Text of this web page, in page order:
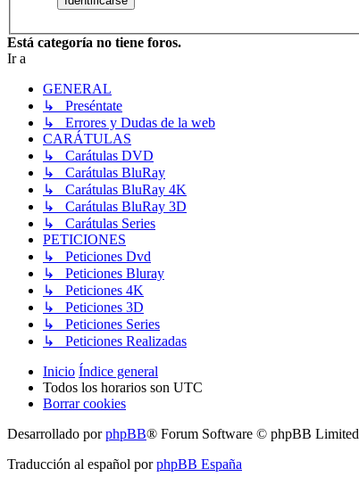
Está categoría no tiene foros.
Ir a
GENERAL
↳ Preséntate
↳ Errores y Dudas de la web
CARÁTULAS
↳ Carátulas DVD
↳ Carátulas BluRay
↳ Carátulas BluRay 4K
↳ Carátulas BluRay 3D
↳ Carátulas Series
PETICIONES
↳ Peticiones Dvd
↳ Peticiones Bluray
↳ Peticiones 4K
↳ Peticiones 3D
↳ Peticiones Series
↳ Peticiones Realizadas
Inicio Índice general
Todos los horarios son UTC
Borrar cookies
Desarrollado porphpBB® Forum Software © phpBB Limited
Traducción al español porphpBB España